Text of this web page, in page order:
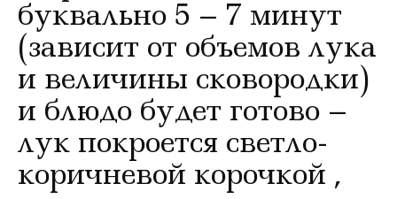
буквально 5 – 7 минут
(зависит от объемов лука
и величины сковородки)
и блюдо будет готово –
лук покроется светло-
коричневой корочкой ,